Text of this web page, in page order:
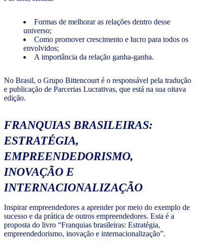
Formas de melhorar as relações dentro desse
universo;
Como promover crescimento e lucro para todos os
envolvidos;
A importância da relação ganha-ganha.
No Brasil, o Grupo Bittencourt é o responsável pela tradução
e publicação de Parcerias Lucrativas, que está na sua oitava
edição.
FRANQUIAS BRASILEIRAS:
ESTRATÉGIA,
EMPREENDEDORISMO,
INOVAÇÃO E
INTERNACIONALIZAÇÃO
Inspirar empreendedores a aprender por meio do exemplo de
sucesso e da prática de outros empreendedores. Esta é a
proposta do livro “Franquias brasileiras: Estratégia,
empreendedorismo, inovação e internacionalização”.